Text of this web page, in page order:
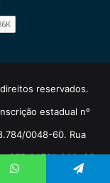
reservados.
estadual nº
0048-60. Rua
CEP 04581-060, São